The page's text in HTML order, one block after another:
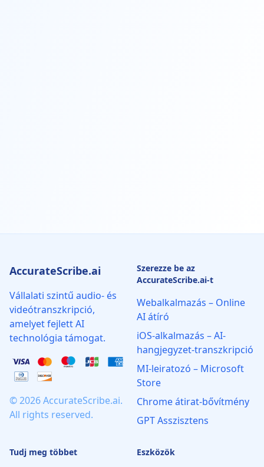
AccurateScribe.ai
Vállalati szintű audio- és
videótranszkripció,
amelyet fejlett AI
technológia támogat.
© 2026 AccurateScribe.ai.
All rights reserved.
Szerezze be az
AccurateScribe.ai-t
Webalkalmazás – Online
AI átíró
iOS-alkalmazás – AI-
hangjegyzet-transzkripció
MI‑leiratozó – Microsoft
Store
Chrome átirat‑bővítmény
GPT Asszisztens
Tudj meg többet Eszközök